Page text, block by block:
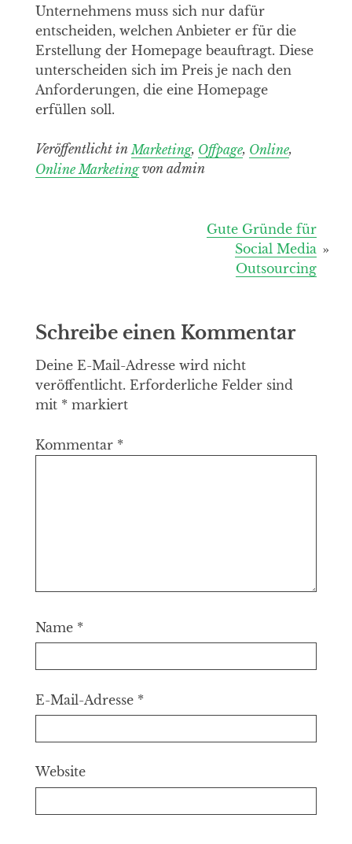
Unternehmens muss sich nur dafür
entscheiden, welchen Anbieter er für die
Erstellung der Homepage beauftragt. Diese
unterscheiden sich im Preis je nach den
Anforderungen, die eine Homepage
erfüllen soll.
Veröffentlicht in Marketing, Offpage, Online,
Online Marketingvon admin
BeitragsnavigationGute Gründe für
Social Media
Outsourcing
Schreibe einen Kommentar
Deine E-Mail-Adresse wird nicht
veröffentlicht. Erforderliche Felder sind
mit *markiert
Kommentar *
Name *
E-Mail-Adresse *
Website